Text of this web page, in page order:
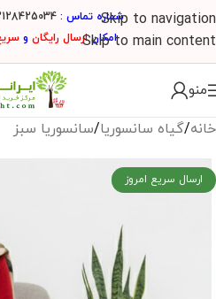
Skip to navigation
Skip to main content
شماره تماس :
امکانارسال رایگان و
منو
خانه/گیاه سانسوریا/سانسوریا سبز
ارسال سریع امروز